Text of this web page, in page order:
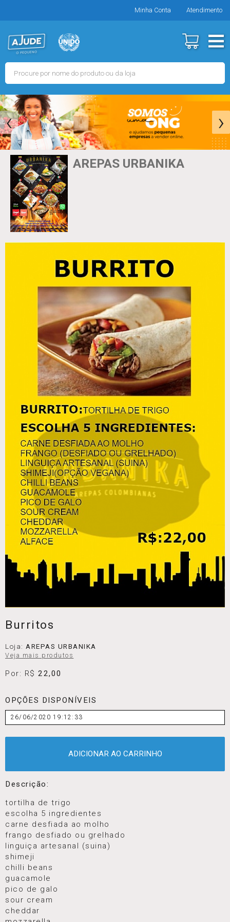
Minha Conta Atendimento
‹ ›
AREPAS URBANIKA
Burritos
Loja: AREPAS URBANIKA
Veja mais produtos
Por: R$22,00
OPÇÕES DISPONÍVEIS
26/06/2020 19:12:33
ADICIONAR AO CARRINHO
Descrição:
tortilha de trigo
escolha 5 ingredientes
carne desfiada ao molho
frango desfiado ou grelhado
linguiça artesanal (suina)
shimeji
chilli beans
guacamole
pico de galo
sour cream
cheddar